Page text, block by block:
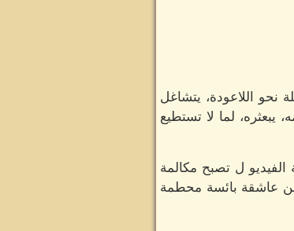
نحو اللاعودة، يتشاغل
لما لا تستطيع
ل تصبح مكالمة
من عاشقة بائسة محطمة